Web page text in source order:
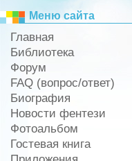
Меню сайта
Главная
Библиотека
Форум
FAQ (вопрос/ответ)
Биография
Новости фентези
Фотоальбом
Гостевая книга